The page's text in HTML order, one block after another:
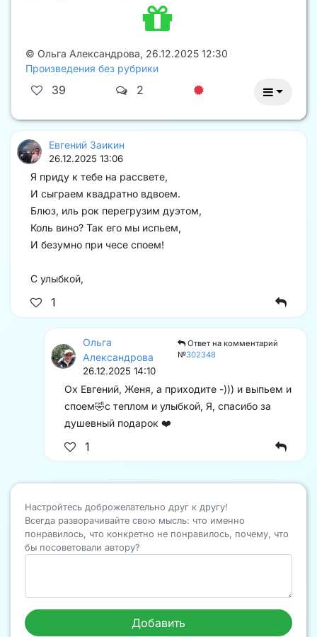
© Ольга Александрова, 26.12.2025 12:30
Произведения без рубрики
39 2
Евгений Заикин
26.12.2025 13:06
Я приду к тебе на рассвете,
И сыграем квадратно вдвоем.
Блюз, иль рок перегрузим дуэтом,
Коль вино? Так его мы испьем,
И безумно при чесе споем!
С улыбкой,
1
Ольга
Александрова
Ответ на комментарий
№302348
26.12.2025 14:10
Ох Евгений, Женя, а приходите -))) и выпьем и
споем🤣с теплом и улыбкой, Я, спасибо за
душевный подарок ❤️
1
Настройтесь доброжелательно друг к другу!
Всегда разворачивайте свою мысль: что именно
понравилось, что конкретно не понравилось, почему, что
бы посоветовали автору?